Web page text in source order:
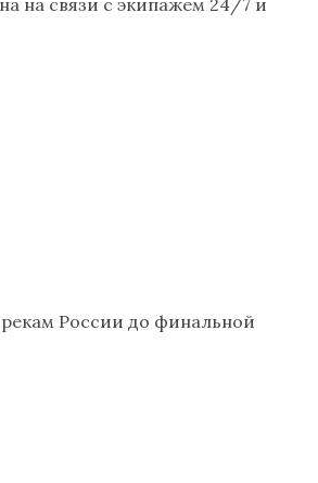
России до финальной